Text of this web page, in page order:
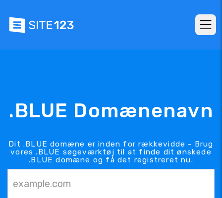
.BLUE Domænenavn
Dit .BLUE domæne er inden for rækkevidde - Brug
vores .BLUE søgeværktøj til at finde dit ønskede
.BLUE domæne og få det registreret nu.